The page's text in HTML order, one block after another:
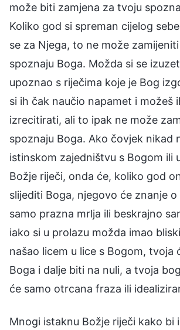
može biti zamjena za tvoju
Koliko god si spreman cijelog
se za Njega, to ne može
spoznaju Boga. Možda si se
upoznao s riječima koje je Bog
si ih čak naučio napamet i možeš
izrecitirati, ali to ipak ne može
spoznaju Boga. Ako čovjek nikad
istinskom zajedništvu s Bogom ili
Božje riječi, onda će, koliko god
slijediti Boga, njegovo će znanje
samo prazna mrlja ili beskrajno
iako si u prolazu možda imao
našao licem u lice s Bogom, tvoja
Boga i dalje biti na nuli, a tvoja
će samo otrcana fraza ili
Mnogi istaknu Božje riječi kako bi